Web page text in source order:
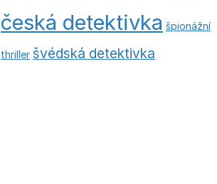
česká detektivka špionážní
thriller švédská detektivka